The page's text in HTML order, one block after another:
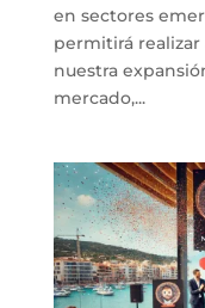
en sectores
permitirá realizar
nuestra
mercado,...